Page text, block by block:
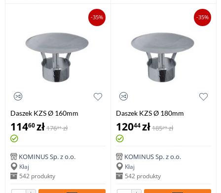
-35%
Daszek KZS Ø 160mm
gr.0,8mm
11460zł17631 zł
KOMINUS Sp. z o.o.
Kłaj
542 produkty
-35%
Daszek KZS Ø 180mm
gr.0,8mm
12044zł18529 zł
KOMINUS Sp. z o.o.
Kłaj
542 produkty